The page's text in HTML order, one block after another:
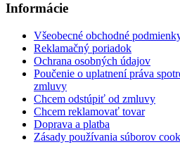
Informácie
Všeobecné obchodné
Reklamačný poriadok
Ochrana osobných údajov
Poučenie o uplatnení práva
zmluvy
Chcem odstúpiť od zmluvy
Chcem reklamovať tovar
Doprava a platba
Zásady používania súborov